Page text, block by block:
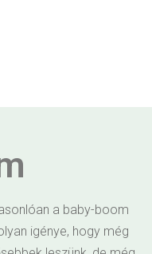
a baby-boom
igénye, hogy még